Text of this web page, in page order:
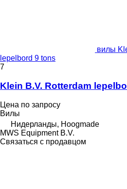
вилы
lepelbord 9 tons
7
Klein B.V. Rotterdam
Цена по запросу
Вилы
Нидерланды, Hoogmade
MWS Equipment B.V.
Связаться с продавцом